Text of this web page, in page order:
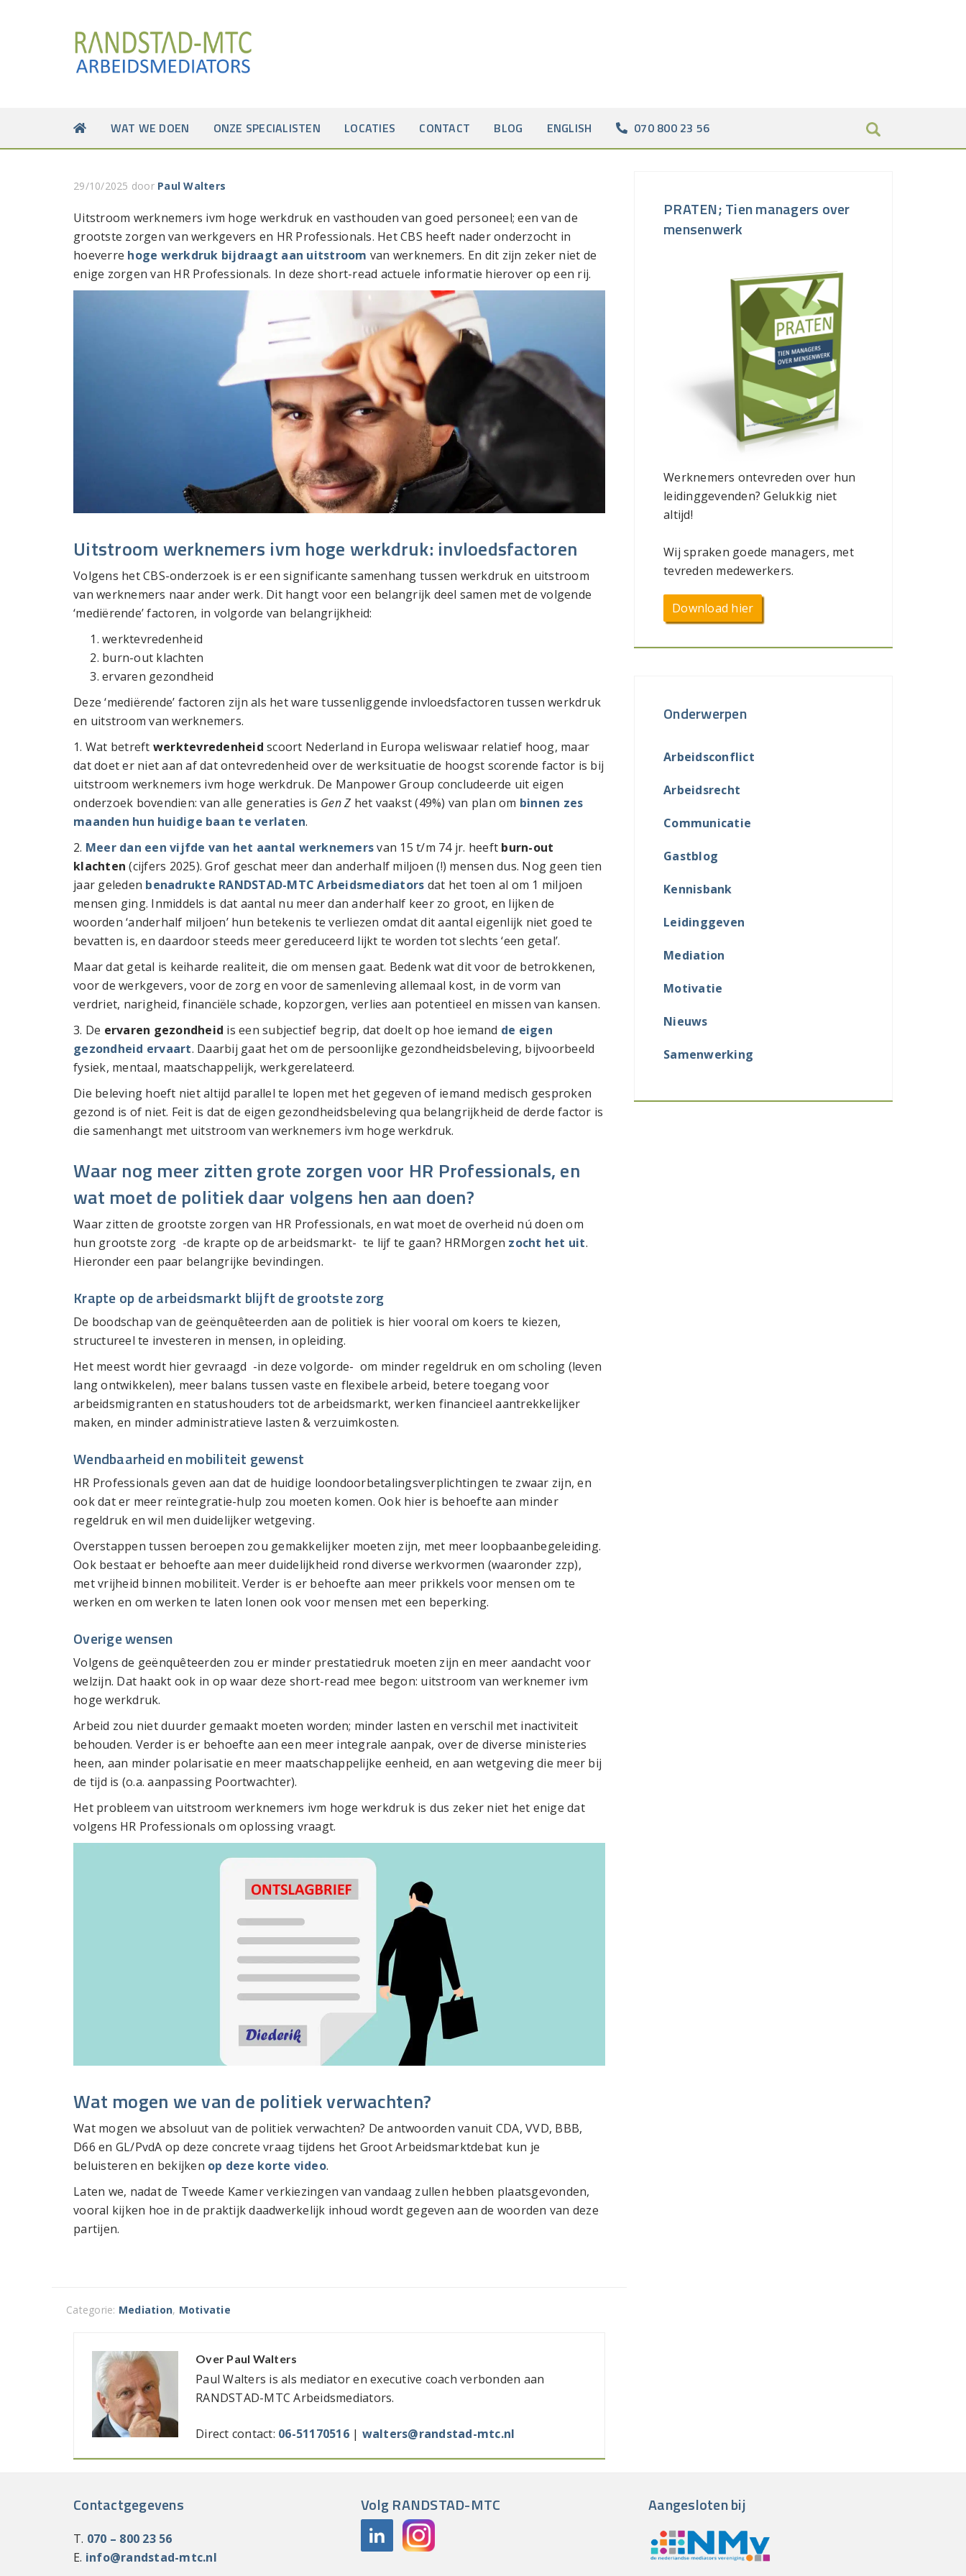
WAT WE DOEN ONZE SPECIALISTEN LOCATIES CONTACT BLOG ENGLISH 070 800 23 56
29/10/2025 door Paul Walters
Uitstroom werknemers ivm hoge werkdruk en vasthouden van goed personeel; een van de
grootste zorgen van werkgevers en HR Professionals. Het CBS heeft nader onderzocht in
hoeverre hoge werkdruk bijdraagt aan uitstroom van werknemers. En dit zijn zeker niet de
enige zorgen van HR Professionals. In deze short-read actuele informatie hierover op een rij.
Uitstroom werknemers ivm hoge werkdruk: invloedsfactoren
Volgens het CBS-onderzoek is er een significante samenhang tussen werkdruk en uitstroom
van werknemers naar ander werk. Dit hangt voor een belangrijk deel samen met de volgende
‘mediërende’ factoren, in volgorde van belangrijkheid:
werktevredenheid
burn-out klachten
ervaren gezondheid
Deze ‘mediërende’ factoren zijn als het ware tussenliggende invloedsfactoren tussen werkdruk
en uitstroom van werknemers.
1. Wat betreft werktevredenheid scoort Nederland in Europa weliswaar relatief hoog, maar
dat doet er niet aan af dat ontevredenheid over de werksituatie de hoogst scorende factor is bij
uitstroom werknemers ivm hoge werkdruk. De Manpower Group concludeerde uit eigen
onderzoek bovendien: van alle generaties is Gen Z het vaakst (49%) van plan om binnen zes
maanden hun huidige baan te verlaten.
2. Meer dan een vijfde van het aantal werknemersvan 15 t/m 74 jr. heeft burn-out
klachten (cijfers 2025). Grof geschat meer dan anderhalf miljoen (!) mensen dus. Nog geen tien
jaar geleden benadrukte RANDSTAD-MTC Arbeidsmediators dat het toen al om 1 miljoen
mensen ging. Inmiddels is dat aantal nu meer dan anderhalf keer zo groot, en lijken de
woorden ‘anderhalf miljoen’ hun betekenis te verliezen omdat dit aantal eigenlijk niet goed te
bevatten is, en daardoor steeds meer gereduceerd lijkt te worden tot slechts ‘een getal’.
Maar dat getal is keiharde realiteit, die om mensen gaat. Bedenk wat dit voor de betrokkenen,
voor de werkgevers, voor de zorg en voor de samenleving allemaal kost, in de vorm van
verdriet, narigheid, financiële schade, kopzorgen, verlies aan potentieel en missen van kansen.
3. De ervaren gezondheid is een subjectief begrip, dat doelt op hoe iemand de eigen
gezondheid ervaart. Daarbij gaat het om de persoonlijke gezondheidsbeleving, bijvoorbeeld
fysiek, mentaal, maatschappelijk, werkgerelateerd.
Die beleving hoeft niet altijd parallel te lopen met het gegeven of iemand medisch gesproken
gezond is of niet. Feit is dat de eigen gezondheidsbeleving qua belangrijkheid de derde factor is
die samenhangt met uitstroom van werknemers ivm hoge werkdruk.
Waar nog meer zitten grote zorgen voor HR Professionals, en
wat moet de politiek daar volgens hen aan doen?
Waar zitten de grootste zorgen van HR Professionals, en wat moet de overheid nú doen om
hun grootste zorg -de krapte op de arbeidsmarkt- te lijf te gaan? HRMorgen zocht het uit.
Hieronder een paar belangrijke bevindingen.
Krapte op de arbeidsmarkt blijft de grootste zorg
De boodschap van de geënquêteerden aan de politiek is hier vooral om koers te kiezen,
structureel te investeren in mensen, in opleiding.
Het meest wordt hier gevraagd -in deze volgorde- om minder regeldruk en om scholing (leven
lang ontwikkelen), meer balans tussen vaste en flexibele arbeid, betere toegang voor
arbeidsmigranten en statushouders tot de arbeidsmarkt, werken financieel aantrekkelijker
maken, en minder administratieve lasten & verzuimkosten.
Wendbaarheid en mobiliteit gewenst
HR Professionals geven aan dat de huidige loondoorbetalingsverplichtingen te zwaar zijn, en
ook dat er meer reïntegratie-hulp zou moeten komen. Ook hier is behoefte aan minder
regeldruk en wil men duidelijker wetgeving.
Overstappen tussen beroepen zou gemakkelijker moeten zijn, met meer loopbaanbegeleiding.
Ook bestaat er behoefte aan meer duidelijkheid rond diverse werkvormen (waaronder zzp),
met vrijheid binnen mobiliteit. Verder is er behoefte aan meer prikkels voor mensen om te
werken en om werken te laten lonen ook voor mensen met een beperking.
Overige wensen
Volgens de geënquêteerden zou er minder prestatiedruk moeten zijn en meer aandacht voor
welzijn. Dat haakt ook in op waar deze short-read mee begon: uitstroom van werknemer ivm
hoge werkdruk.
Arbeid zou niet duurder gemaakt moeten worden; minder lasten en verschil met inactiviteit
behouden. Verder is er behoefte aan een meer integrale aanpak, over de diverse ministeries
heen, aan minder polarisatie en meer maatschappelijke eenheid, en aan wetgeving die meer bij
de tijd is (o.a. aanpassing Poortwachter).
Het probleem van uitstroom werknemers ivm hoge werkdruk is dus zeker niet het enige dat
volgens HR Professionals om oplossing vraagt.
Wat mogen we van de politiek verwachten?
Wat mogen we absoluut van de politiek verwachten? De antwoorden vanuit CDA, VVD, BBB,
D66 en GL/PvdA op deze concrete vraag tijdens het Groot Arbeidsmarktdebat kun je
beluisteren en bekijken op deze korte video.
Laten we, nadat de Tweede Kamer verkiezingen van vandaag zullen hebben plaatsgevonden,
vooral kijken hoe in de praktijk daadwerkelijk inhoud wordt gegeven aan de woorden van deze
partijen.
Categorie: Mediation, Motivatie
Over Paul Walters
Paul Walters is als mediator en executive coach verbonden aan
RANDSTAD-MTC Arbeidsmediators.
Direct contact: 06-51170516| walters@randstad-mtc.nl
PRATEN; Tien managers over
mensenwerk
Werknemers ontevreden over hun
leidinggevenden? Gelukkig niet
altijd!
Wij spraken goede managers, met
tevreden medewerkers.
Download hier
Onderwerpen
Arbeidsconflict
Arbeidsrecht
Communicatie
Gastblog
Kennisbank
Leidinggeven
Mediation
Motivatie
Nieuws
Samenwerking
Contactgegevens
T. 070 – 800 23 56
E. info@randstad-mtc.nl
Volg RANDSTAD-MTC Aangesloten bij